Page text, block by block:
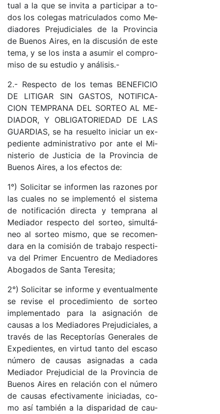
tual a la que se in­vi­ta a par­ti­ci­par a to­
dos los co­le­gas ma­tri­cu­la­dos co­mo Me­
dia­do­res Pre­ju­di­cia­les de la Pro­vin­cia
de Bue­nos Ai­res, en la dis­cu­sión de es­te
te­ma, y se los ins­ta a asu­mir el com­pro­
mi­so de su es­tu­dio y aná­li­sis.-
2.- Res­pec­to de los te­mas BE­NE­FI­CIO
DE LI­TI­GAR SIN GAS­TO­S, NO­TI­FI­CA­
CION TEM­PRA­NA DEL SOR­TEO AL ME­
DIA­DO­R, Y OBLI­GA­TO­RIE­DAD DE LAS
GUAR­DIA­S, se ha re­suel­to ini­ciar un ex­
pe­dien­te ad­mi­nis­tra­ti­vo por an­te el Mi­
nis­te­rio de Jus­ti­cia de la Pro­vin­cia de
Bue­nos Ai­res, a los efec­tos de:
1°) So­li­ci­tar se in­for­men las ra­zo­nes por
las cua­les no se im­ple­men­tó el sis­te­ma
de no­ti­fi­ca­ción di­rec­ta y tem­pra­na al
Me­dia­dor res­pec­to del sor­teo, si­mul­tá­
neo al sor­teo mis­mo, que se re­co­men­
da­ra en la co­mi­sión de tra­ba­jo res­pec­ti­
va del Pri­mer En­cuen­tro de Me­dia­do­res
Abo­ga­dos de San­ta Te­re­si­ta;
2°) So­li­ci­tar se in­for­me y even­tual­men­te
se re­vi­se el pro­ce­di­mien­to de sor­teo
im­ple­men­ta­do pa­ra la asig­na­ción de
cau­sas a los Me­dia­do­res Pre­ju­di­cia­le­s, a
tra­vés de las Re­cep­to­rías Ge­ne­ra­les de
Ex­pe­dien­tes, en vir­tud tan­to del es­ca­so
nú­me­ro de cau­sas asig­na­das a ca­da
Me­dia­dor Pre­ju­di­cial de la Pro­vin­cia de
Bue­nos Ai­res en re­la­ción con el nú­me­ro
de cau­sas efec­ti­va­men­te ini­cia­da­s, co­
mo así tam­bién a la dis­pa­ri­dad de cau­